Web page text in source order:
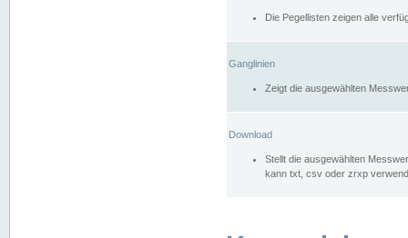
Die Pegellisten zeigen alle
Ganglinien
Zeigt die ausgewählten
Download
Stellt die ausgewählten
kann txt, csv oder zrxp